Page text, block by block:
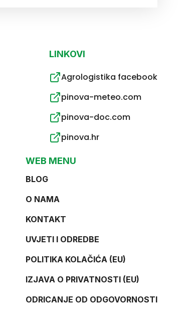
LINKOVI
Agrologistika facebook
pinova-meteo.com
pinova-doc.com
pinova.hr
WEB MENU
BLOG
O NAMA
KONTAKT
UVJETI I ODREDBE
POLITIKA KOLAČIĆA (EU)
IZJAVA O PRIVATNOSTI (EU)
ODRICANJE OD ODGOVORNOSTI